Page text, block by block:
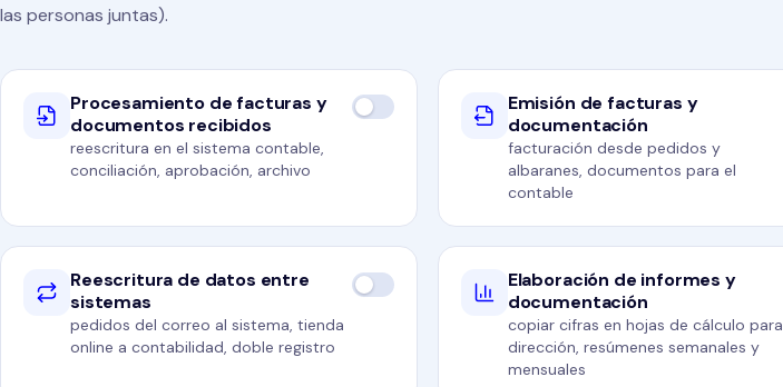
las personas juntas).
¿Qué haces todavía a mano?
Procesamiento de facturas y
documentos recibidos
reescritura en el sistema contable,
conciliación, aprobación, archivo
Emisión de facturas y
documentación
facturación desde pedidos y
albaranes, documentos para el
contable
Reescritura de datos entre
sistemas
pedidos del correo al sistema, tienda
online a contabilidad, doble registro
Elaboración de informes y
documentación
copiar cifras en hojas de cálculo para
dirección, resúmenes semanales y
mensuales